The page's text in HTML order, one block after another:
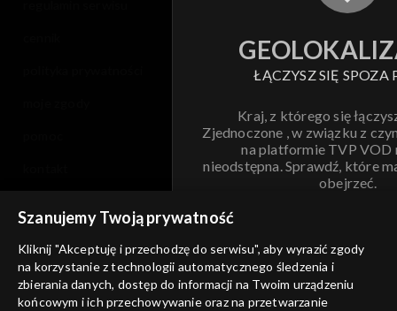
ŁĄCZYSZ SIĘ SPOZA
Kraj, z którego się
Zjednoczone , w związku z
na platformie TVP VOD
nieodstępna. Sprawdź, które
obejrzeć.
ANULUJ
informacje o dostawcy usług
Szanujemy Twoją prywatność
Kliknij "Akceptuję i przechodzę do serwisu", aby wyrazić zgody
na korzystanie z technologii automatycznego śledzenia i
zbierania danych, dostęp do informacji na Twoim urządzeniu
końcowym i ich przechowywanie oraz na przetwarzanie